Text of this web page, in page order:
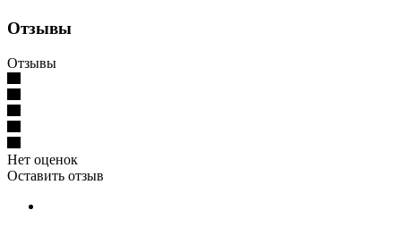
Отзывы
Отзывы
Нет оценок
Оставить отзыв